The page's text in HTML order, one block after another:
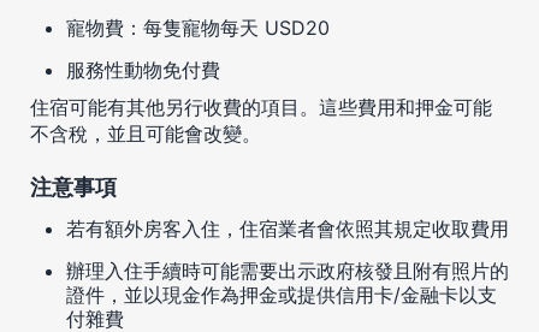
寵物費：每隻寵物每天 USD20
服務性動物免付費
住宿可能有其他另行收費的項目。這些費用和押金可能
不含稅，並且可能會改變。
注意事項
若有額外房客入住，住宿業者會依照其規定收取費用
辦理入住手續時可能需要出示政府核發且附有照片的
證件，並以現金作為押金或提供信用卡/金融卡以支
付雜費